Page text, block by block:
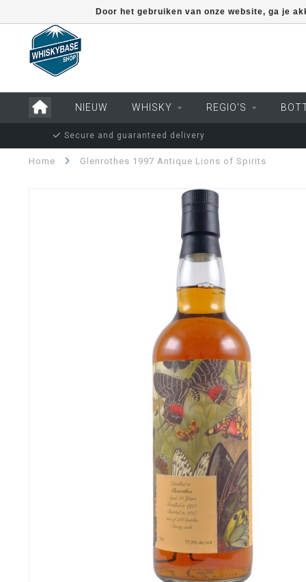
NIEUW WHISKY REGIO'S
Secure and guaranteed delivery
Home Glenrothes 1997 Antique Lions of Spirits
Door het gebruiken van onze website, ga je